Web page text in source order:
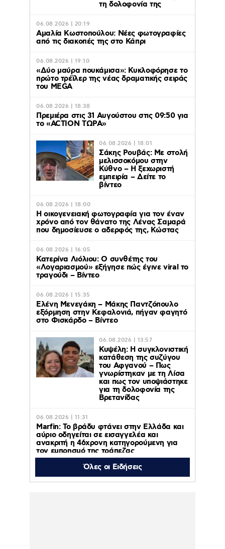
τη δολοφονία της
06.08.2026 | 20:19
Αμαλία Κωστοπούλου: Νέες φωτογραφίες
από τις διακοπές της στο Κάπρι
06.08.2026 | 19:10
«Δύο μαύρα πουκάμισα»: Κυκλοφόρησε το
πρώτο τρέϊλερ της νέας δραματικής σειράς
του MEGA
06.08.2026 | 18:38
Πρεμιέρα στις 31 Αυγούστου στις 09:50 για
το «ACTION ΤΩΡΑ»
06.08.2026 | 18:01
Σάκης Ρουβάς: Με στολή
μελισσοκόμου στην
Κύθνο – Η ξεχωριστή
εμπειρία – Δείτε το
βίντεο
06.08.2026 | 18:00
Η οικογενειακή φωτογραφία για τον έναν
χρόνο από τον θάνατο της Λένας Σαμαρά
που δημοσίευσε ο αδερφός της, Κώστας
06.08.2026 | 16:05
Κατερίνα Λιόλιου: Ο συνθέτης του
«Λογαριασμού» εξήγησε πώς έγινε viral το
τραγούδι – Βίντεο
06.08.2026 | 15:35
Ελένη Μενεγάκη – Μάκης Παντζόπουλο
εξόρμηση στην Κεφαλονιά, πήγαν φαγητό
στο Φισκάρδο – Βίντεο
06.08.2026 | 13:57
Κυψέλη: Η συγκλονιστική
κατάθεση της συζύγου
του Αφγανού – Πως
γνωρίστηκαν με τη Λίσα
και πως τον υποψιάστηκε
για τη δολοφονία της
Βρετανίδας
06.08.2026 | 11:31
Marfin: Το βράδυ φτάνει στην Ελλάδα και
αύριο οδηγείται σε εισαγγελέα και
ανακριτή η 46χρονη κατηγορούμενη για
τον εμπρησμό της τράπεζας
06.08.2026 | 11:23
Γαρυφαλλιά Καληφώνη: Διακοπές με
Όλες οι Ειδήσεις